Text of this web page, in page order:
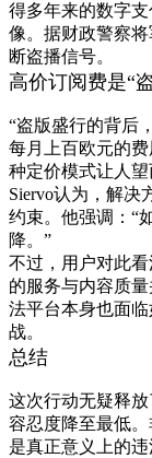
得多年来的数字
像。据财政警察将
断盗播信号。
高价订阅费是“
“盗版盛行的背后
每月上百欧元的
种定价模式让人
Siervo认为，解决
约束。他强调：“
降。”
不过，用户对此
的服务与内容质
法平台本身也面
战。
总结
这次行动无疑释
容忍度降至最低
是真正意义上的